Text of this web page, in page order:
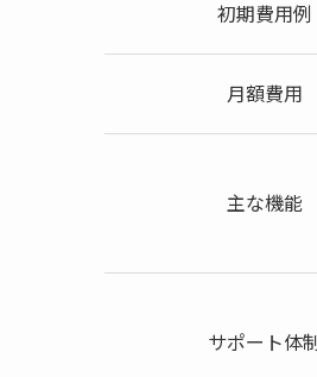
初期費用例
月額費用
主な機能
サポート体